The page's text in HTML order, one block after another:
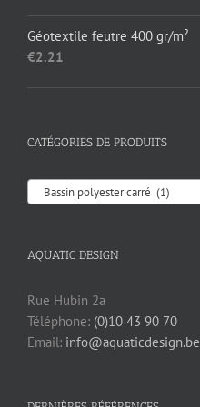
Géotextile feutre 400 gr/m²
€2.21
CATÉGORIES DE PRODUITS
Bassin polyester carré (1)
AQUATIC DESIGN
Rue Hubin 2a
Téléphone: (0)10 43 90 70
Email: info@aquaticdesign.be